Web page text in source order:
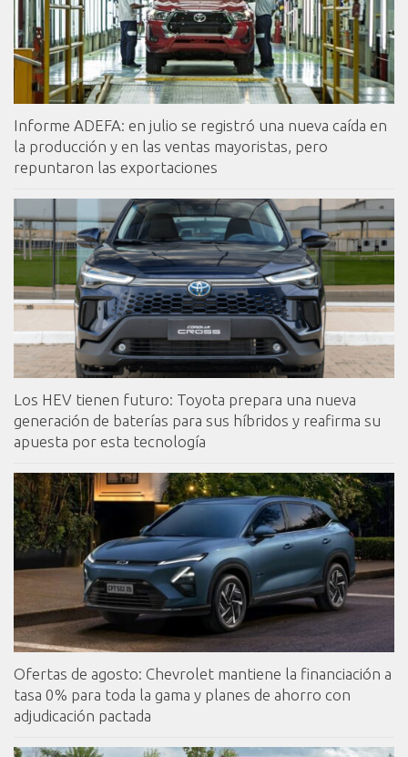
Informe ADEFA: en julio se registró una nueva caída en
la producción y en las ventas mayoristas, pero
repuntaron las exportaciones
Los HEV tienen futuro: Toyota prepara una nueva
generación de baterías para sus híbridos y reafirma su
apuesta por esta tecnología
Ofertas de agosto: Chevrolet mantiene la financiación a
tasa 0% para toda la gama y planes de ahorro con
adjudicación pactada